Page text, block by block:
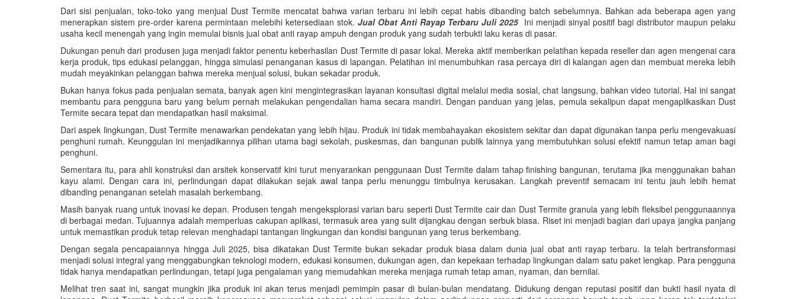
Dari sisi penjualan, toko-toko yang menjual Dust Termite mencatat bahwa varian terbaru ini lebih cepat habis dibanding batch sebelumnya. Bahkan ada beberapa agen yang
menerapkan sistem pre-order karena permintaan melebihi ketersediaan stok. Jual Obat Anti Rayap Terbaru Juli 2025Ini menjadi sinyal positif bagi distributor maupun pelaku
usaha kecil menengah yang ingin memulai bisnis jual obat anti rayap ampuh dengan produk yang sudah terbukti laku keras di pasar.
Dukungan penuh dari produsen juga menjadi faktor penentu keberhasilan Dust Termite di pasar lokal. Mereka aktif memberikan pelatihan kepada reseller dan agen mengenai cara
kerja produk, tips edukasi pelanggan, hingga simulasi penanganan kasus di lapangan. Pelatihan ini menumbuhkan rasa percaya diri di kalangan agen dan membuat mereka lebih
mudah meyakinkan pelanggan bahwa mereka menjual solusi, bukan sekadar produk.
Bukan hanya fokus pada penjualan semata, banyak agen kini mengintegrasikan layanan konsultasi digital melalui media sosial, chat langsung, bahkan video tutorial. Hal ini sangat
membantu para pengguna baru yang belum pernah melakukan pengendalian hama secara mandiri. Dengan panduan yang jelas, pemula sekalipun dapat mengaplikasikan Dust
Termite secara tepat dan mendapatkan hasil maksimal.
Dari aspek lingkungan, Dust Termite menawarkan pendekatan yang lebih hijau. Produk ini tidak membahayakan ekosistem sekitar dan dapat digunakan tanpa perlu mengevakuasi
penghuni rumah. Keunggulan ini menjadikannya pilihan utama bagi sekolah, puskesmas, dan bangunan publik lainnya yang membutuhkan solusi efektif namun tetap aman bagi
penghuni.
Sementara itu, para ahli konstruksi dan arsitek konservatif kini turut menyarankan penggunaan Dust Termite dalam tahap finishing bangunan, terutama jika menggunakan bahan
kayu alami. Dengan cara ini, perlindungan dapat dilakukan sejak awal tanpa perlu menunggu timbulnya kerusakan. Langkah preventif semacam ini tentu jauh lebih hemat
dibanding penanganan setelah masalah berkembang.
Masih banyak ruang untuk inovasi ke depan. Produsen tengah mengeksplorasi varian baru seperti Dust Termite cair dan Dust Termite granula yang lebih fleksibel penggunaannya
di berbagai medan. Tujuannya adalah memperluas cakupan aplikasi, termasuk area yang sulit dijangkau dengan serbuk biasa. Riset ini menjadi bagian dari upaya jangka panjang
untuk memastikan produk tetap relevan menghadapi tantangan lingkungan dan kondisi bangunan yang terus berkembang.
Dengan segala pencapaiannya hingga Juli 2025, bisa dikatakan Dust Termite bukan sekadar produk biasa dalam dunia jual obat anti rayap terbaru. Ia telah bertransformasi
menjadi solusi integral yang menggabungkan teknologi modern, edukasi konsumen, dukungan agen, dan kepekaan terhadap lingkungan dalam satu paket lengkap. Para pengguna
tidak hanya mendapatkan perlindungan, tetapi juga pengalaman yang memudahkan mereka menjaga rumah tetap aman, nyaman, dan bernilai.
Melihat tren saat ini, sangat mungkin jika produk ini akan terus menjadi pemimpin pasar di bulan-bulan mendatang. Didukung dengan reputasi positif dan bukti hasil nyata di